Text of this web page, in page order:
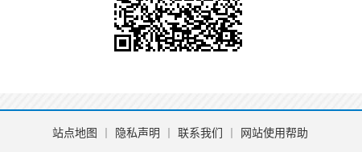
站点地图 隐私声明 联系我们 网站使用帮助